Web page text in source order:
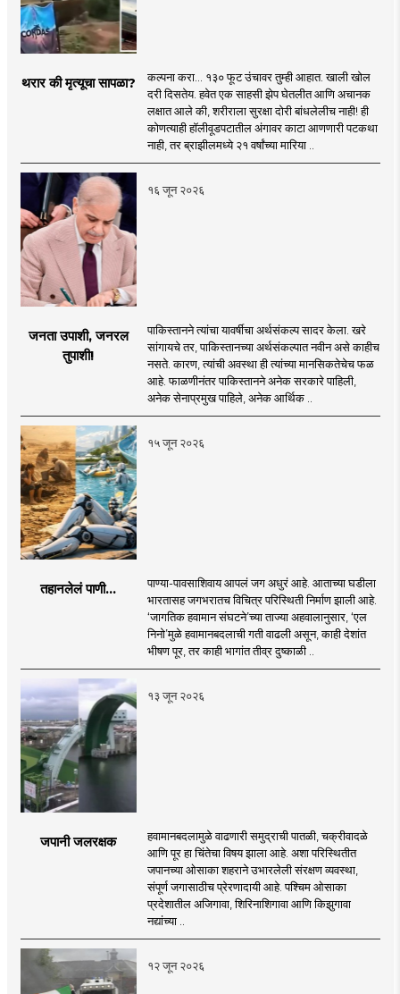
थरार की मृत्यूचा सापळा?
कल्पना करा... १३० फूट उंचावर तुम्ही आहात. खाली खोल
दरी दिसतेय. हवेत एक साहसी झेप घेतलीत आणि अचानक
लक्षात आले की, शरीराला सुरक्षा दोरी बांधलेलीच नाही! ही
कोणत्याही हॉलीवूडपटातील अंगावर काटा आणणारी पटकथा
नाही, तर ब्राझीलमध्ये २१ वर्षांच्या मारिया ..
१६ जून २०२६
जनता उपाशी, जनरल
तुपाशी!
पाकिस्तानने त्यांचा यावर्षीचा अर्थसंकल्प सादर केला. खरे
सांगायचे तर, पाकिस्तानच्या अर्थसंकल्पात नवीन असे काहीच
नसते. कारण, त्यांची अवस्था ही त्यांच्या मानसिकतेचेच फळ
आहे. फाळणीनंतर पाकिस्तानने अनेक सरकारे पाहिली,
अनेक सेनाप्रमुख पाहिले, अनेक आर्थिक ..
१५ जून २०२६
तहानलेलं पाणी...
पाण्या-पावसाशिवाय आपलं जग अधुरं आहे. आताच्या घडीला
भारतासह जगभरातच विचित्र परिस्थिती निर्माण झाली आहे.
‘जागतिक हवामान संघटने’च्या ताज्या अहवालानुसार, ‘एल
निनो’मुळे हवामानबदलाची गती वाढली असून, काही देशांत
भीषण पूर, तर काही भागांत तीव्र दुष्काळी ..
१३ जून २०२६
जपानी जलरक्षक
हवामानबदलामुळे वाढणारी समुद्राची पातळी, चक्रीवादळे
आणि पूर हा चिंतेचा विषय झाला आहे. अशा परिस्थितीत
जपानच्या ओसाका शहराने उभारलेली संरक्षण व्यवस्था,
संपूर्ण जगासाठीच प्रेरणादायी आहे. पश्चिम ओसाका
प्रदेशातील अजिगावा, शिरिनाशिगावा आणि किझुगावा
नद्यांच्या ..
१२ जून २०२६